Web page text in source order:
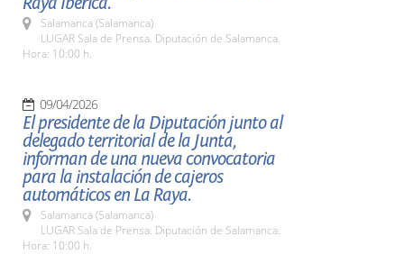
Salamanca (Salamanca)
LUGAR Sala de Prensa. Diputación de Salamanca.
Hora: 10:00 h.
09/04/2026
El presidente de la Diputación junto al
delegado territorial de la Junta,
informan de una nueva convocatoria
para la instalación de cajeros
automáticos en La Raya.
Salamanca (Salamanca)
LUGAR Sala de Prensa. Diputación de Salamanca.
Hora: 10:00 h.